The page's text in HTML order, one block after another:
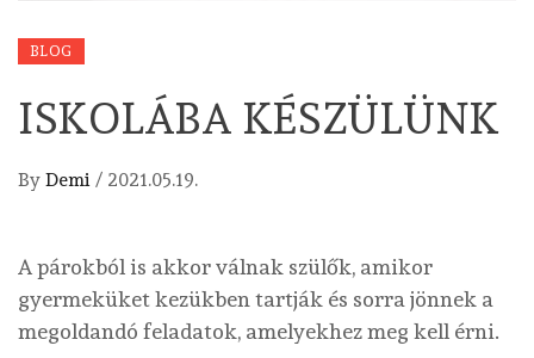
BLOG
ISKOLÁBA KÉSZÜLÜNK
By Demi / 2021.05.19.
A párokból is akkor válnak szülők, amikor
gyermeküket kezükben tartják és sorra jönnek a
megoldandó feladatok, amelyekhez meg kell érni.